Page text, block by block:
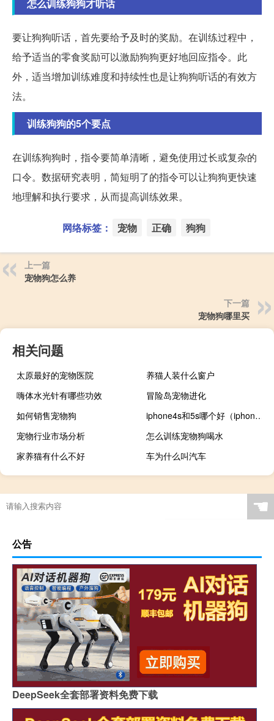
怎么训练狗狗才听话
要让狗狗听话，首先要给予及时的奖励。在训练过程中，
给予适当的零食奖励可以激励狗狗更好地回应指令。此
外，适当增加训练难度和持续性也是让狗狗听话的有效方
法。
训练狗狗的5个要点
在训练狗狗时，指令要简单清晰，避免使用过长或复杂的
口令。数据研究表明，简短明了的指令可以让狗狗更快速
地理解和执行要求，从而提高训练效果。
网络标签： 宠物 正确 狗狗
上一篇
宠物狗怎么养
下一篇
宠物狗哪里买
相关问题
太原最好的宠物医院
养猫人装什么窗户
嗨体水光针有哪些功效
冒险岛宠物进化
如何销售宠物狗
iphone4s和5s哪个好（iphone4s和iphone5哪个好）
宠物行业市场分析
怎么训练宠物狗喝水
家养猫有什么不好
车为什么叫汽车
☚
公告
DeepSeek全套部署资料免费下载